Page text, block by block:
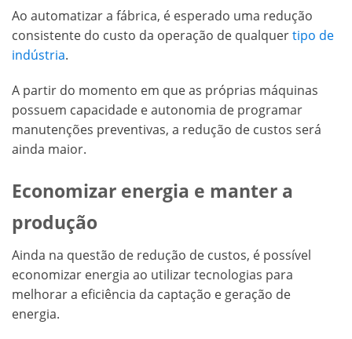
Ao automatizar a fábrica, é esperado uma redução
consistente do custo da operação de qualquertipo de
indústria.
A partir do momento em que as próprias máquinas
possuem capacidade e autonomia de programar
manutenções preventivas, a redução de custos será
ainda maior.
Economizar energia e manter a
produção
Ainda na questão de redução de custos, é possível
economizar energia ao utilizar tecnologias para
melhorar a eficiência da captação e geração de
energia.